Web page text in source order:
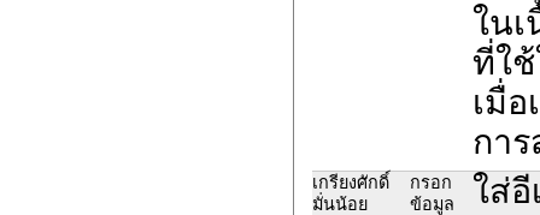
ใน
ที่ใ
เมื่
กา
เกรียงศักดิ์
มั่นน้อย
กรอก
ข้อมูล
ใส่